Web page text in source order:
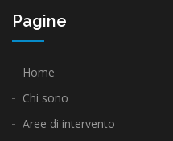
Pagine
Home
Chi sono
Aree di intervento